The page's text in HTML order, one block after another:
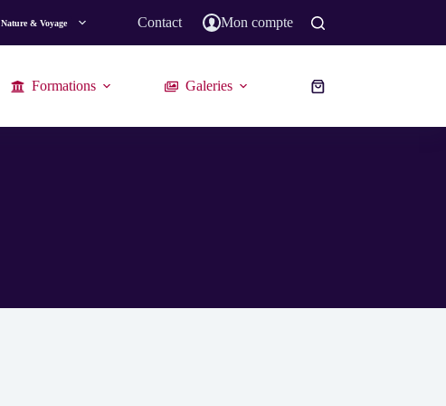
Nature & Voyage Contact Mon compte
Formations Galeries
Panier